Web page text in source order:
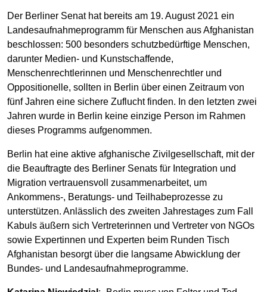
Der Berliner Senat hat bereits am 19. August 2021 ein
Landesaufnahmeprogramm für Menschen aus Afghanistan
beschlossen: 500 besonders schutzbedürftige Menschen,
darunter Medien- und Kunstschaffende,
Menschenrechtlerinnen und Menschenrechtler und
Oppositionelle, sollten in Berlin über einen Zeitraum von
fünf Jahren eine sichere Zuflucht finden. In den letzten zwei
Jahren wurde in Berlin keine einzige Person im Rahmen
dieses Programms aufgenommen.
Berlin hat eine aktive afghanische Zivilgesellschaft, mit der
die Beauftragte des Berliner Senats für Integration und
Migration vertrauensvoll zusammenarbeitet, um
Ankommens-, Beratungs- und Teilhabeprozesse zu
unterstützen. Anlässlich des zweiten Jahrestages zum Fall
Kabuls äußern sich Vertreterinnen und Vertreter von NGOs
sowie Expertinnen und Experten beim Runden Tisch
Afghanistan besorgt über die langsame Abwicklung der
Bundes- und Landesaufnahmeprogramme.